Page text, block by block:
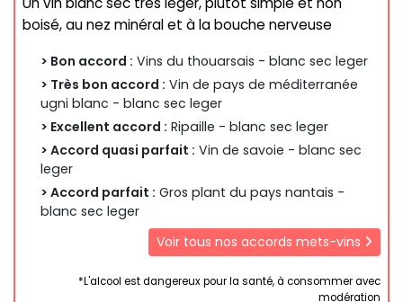
boisé, au nez minéral et à la bouche nerveuse
> Bon accord : Vins du thouarsais - blanc sec leger
> Très bon accord : Vin de pays de méditerranée
ugni blanc - blanc sec leger
> Excellent accord : Ripaille - blanc sec leger
> Accord quasi parfait : Vin de savoie - blanc sec
leger
> Accord parfait : Gros plant du pays nantais -
blanc sec leger
Voir tous nos accords mets-vins
*L'alcool est dangereux pour la santé, à consommer avec
modération